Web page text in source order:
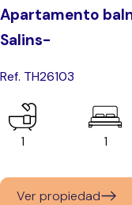
Apartamento
Salins-
Ref. TH26103
1 1
Ver propiedad